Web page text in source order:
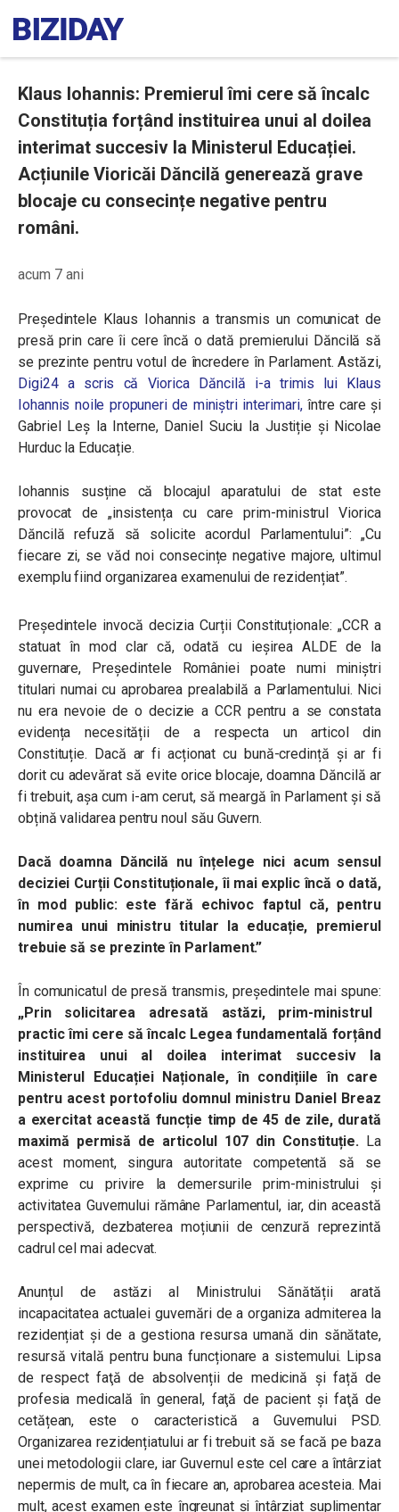
Klaus Iohannis: Premierul îmi cere să încalc
Constituția forțând instituirea unui al doilea
interimat succesiv la Ministerul Educației.
Acțiunile Vioricăi Dăncilă generează grave
blocaje cu consecințe negative pentru
români.
acum 7 ani
Președintele Klaus Iohannis a transmis un comunicat de
presă prin care îi cere încă o dată premierului Dăncilă să
se prezinte pentru votul de încredere în Parlament. Astăzi,
Digi24 a scris că Viorica Dăncilă i-a trimis lui Klaus
Iohannis noile propuneri de miniștri interimari,între care și
Gabriel Leș la Interne, Daniel Suciu la Justiție și Nicolae
Hurduc la Educație.
Iohannis susține că blocajul aparatului de stat este
provocat de „insistența cu care prim-ministrul Viorica
Dăncilă refuză să solicite acordul Parlamentului”: „Cu
fiecare zi, se văd noi consecințe negative majore, ultimul
exemplu fiind organizarea examenului de rezidențiat”.
Președintele invocă decizia Curții Constituționale: „CCR a
statuat în mod clar că, odată cu ieșirea ALDE de la
guvernare, Președintele României poate numi miniștri
titulari numai cu aprobarea prealabilă a Parlamentului. Nici
nu era nevoie de o decizie a CCR pentru a se constata
evidența necesității de a respecta un articol din
Constituție. Dacă ar fi acționat cu bună-credință și ar fi
dorit cu adevărat să evite orice blocaje, doamna Dăncilă ar
fi trebuit, așa cum i-am cerut, să meargă în Parlament și să
obțină validarea pentru noul său Guvern.
Dacă doamna Dăncilă nu înțelege nici acum sensul
deciziei Curții Constituționale, îi mai explic încă o dată,
în mod public: este fără echivoc faptul că, pentru
numirea unui ministru titular la educație, premierul
trebuie să se prezinte în Parlament.”
În comunicatul de presă transmis, președintele mai spune:
„Prin solicitarea adresată astăzi, prim-ministrul
practic îmi cere să încalc Legea fundamentală forțând
instituirea unui al doilea interimat succesiv la
Ministerul Educației Naționale, în condițiile în care
pentru acest portofoliu domnul ministru Daniel Breaz
a exercitat această funcție timp de 45 de zile, durată
maximă permisă de articolul 107 din Constituție.La
acest moment, singura autoritate competentă să se
exprime cu privire la demersurile prim-ministrului și
activitatea Guvernului rămâne Parlamentul, iar, din această
perspectivă, dezbaterea moțiunii de cenzură reprezintă
cadrul cel mai adecvat.
Anunțul de astăzi al Ministrului Sănătății arată
incapacitatea actualei guvernări de a organiza admiterea la
rezidențiat și de a gestiona resursa umană din sănătate,
resursă vitală pentru buna funcționare a sistemului. Lipsa
de respect faţă de absolvenții de medicină și față de
profesia medicală în general, faţă de pacient şi faţă de
cetățean, este o caracteristică a Guvernului PSD.
Organizarea rezidențiatului ar fi trebuit să se facă pe baza
unei metodologii clare, iar Guvernul este cel care a întârziat
nepermis de mult, ca în fiecare an, aprobarea acesteia. Mai
mult, acest examen este îngreunat și întârziat suplimentar